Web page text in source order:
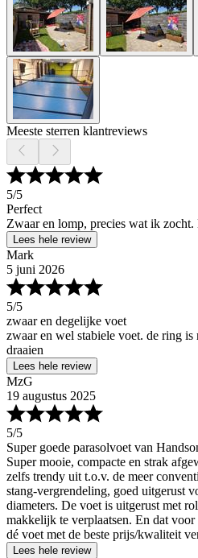
Meeste sterren klantreviews
5/5
Perfect
Zwaar en lomp, precies wat ik zocht.
Lees hele review
Mark
5 juni 2026
5/5
zwaar en degelijke voet
zwaar en wel stabiele voet. de ring
draaien
Lees hele review
MzG
19 augustus 2025
5/5
Super goede parasolvoet van
Super mooie, compacte en strak
zelfs trendy uit t.o.v. de meer
stang-vergrendeling, goed uitgerust
diameters. De voet is uitgerust met
makkelijk te verplaatsen. En dat
dé voet met de beste prijs/kwaliteit
Lees hele review